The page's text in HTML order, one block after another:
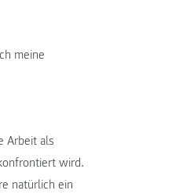
meine
Arbeit als
wird.
natürlich ein